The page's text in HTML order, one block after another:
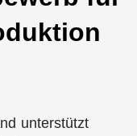
unterstützt